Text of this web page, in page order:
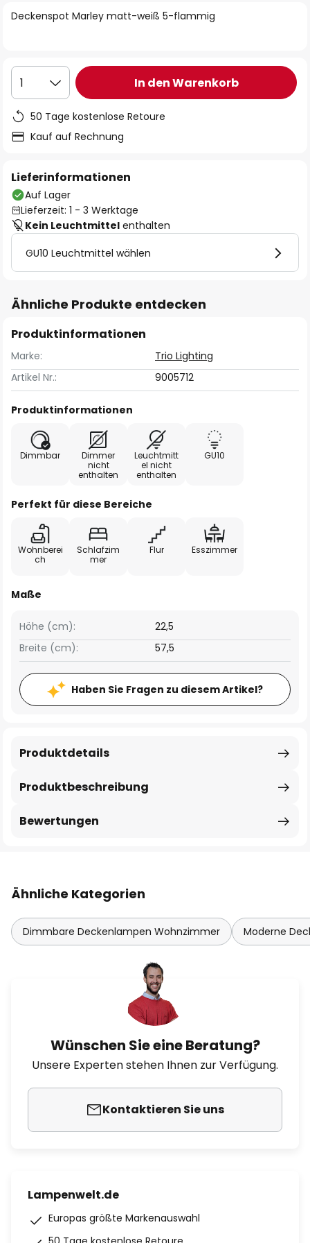
Deckenspot Marley matt-weiß 5-flammig
1 In den Warenkorb
50 Tage kostenlose Retoure
Kauf auf Rechnung
Lieferinformationen
Auf Lager
Lieferzeit: 1 - 3 Werktage
Kein Leuchtmittel enthalten
GU10 Leuchtmittel wählen
Ähnliche Produkte entdecken
Produktinformationen
Marke:
Trio Lighting
Artikel Nr.:
9005712
Produktinformationen
Dimmbar
Dimmer
nicht
enthalten
Leuchtmitt
el nicht
enthalten
GU10
Perfekt für diese Bereiche
Wohnberei
ch
Schlafzim
mer
Flur Esszimmer
Maße
Breite (cm): 57,5
Höhe (cm): 22,5
Haben Sie Fragen zu diesem Artikel?
Produktbeschreibung
Produktdetails
Bewertungen
Ähnliche Kategorien
Dimmbare Deckenlampen Wohnzimmer Moderne
Wünschen Sie eine Beratung?
Unsere Experten stehen Ihnen zur Verfügung.
Kontaktieren Sie uns
Lampenwelt.de
Europas größte Markenauswahl